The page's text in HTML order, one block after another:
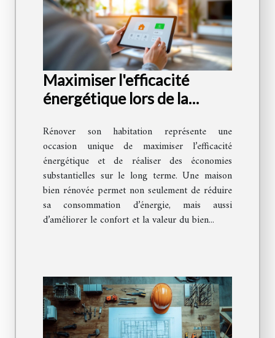
Maximiser l'efficacité
énergétique lors de la
Rénover son habitation représente une
occasion unique de maximiser l’efficacité
énergétique et de réaliser des économies
substantielles sur le long terme. Une maison
bien rénovée permet non seulement de réduire
sa consommation d’énergie, mais aussi
d’améliorer le confort et la valeur du bien...